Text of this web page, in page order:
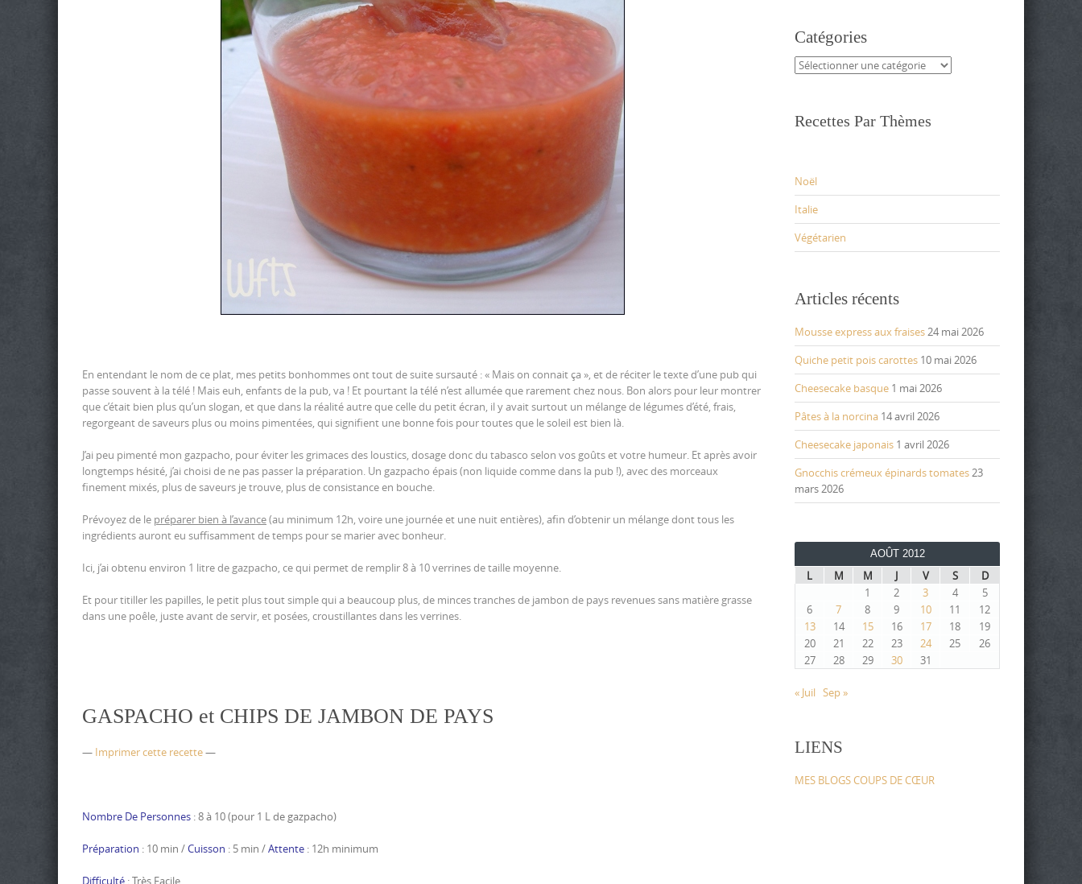
En entendant le nom de ce plat, mes petits bonhommes ont tout de suite sursauté : « Mais on connait ça », et de réciter le texte d’une pub qui
passe souvent à la télé ! Mais euh, enfants de la pub, va ! Et pourtant la télé n’est allumée que rarement chez nous. Bon alors pour leur montrer
que c’était bien plus qu’un slogan, et que dans la réalité autre que celle du petit écran, il y avait surtout un mélange de légumes d’été, frais,
regorgeant de saveurs plus ou moins pimentées, qui signifient une bonne fois pour toutes que le soleil est bien là.
J’ai peu pimenté mon gazpacho, pour éviter les grimaces des loustics, dosage donc du tabasco selon vos goûts et votre humeur. Et après avoir
longtemps hésité, j’ai choisi de ne pas passer la préparation. Un gazpacho épais (non liquide comme dans la pub !), avec des morceaux
finement mixés, plus de saveurs je trouve, plus de consistance en bouche.
Prévoyez de le préparer bien à l’avance(au minimum 12h, voire une journée et une nuit entières), afin d’obtenir un mélange dont tous les
ingrédients auront eu suffisamment de temps pour se marier avec bonheur.
Ici, j’ai obtenu environ 1 litre de gazpacho, ce qui permet de remplir 8 à 10 verrines de taille moyenne.
Et pour titiller les papilles, le petit plus tout simple qui a beaucoup plus, de minces tranches de jambon de pays revenues sans matière grasse
dans une poêle, juste avant de servir, et posées, croustillantes dans les verrines.
GASPACHO et CHIPS DE JAMBON DE PAYS
— Imprimer cette recette—
Nombre De Personnes : 8 à 10 (pour 1 L de gazpacho)
Préparation : 10 min /Cuisson : 5 min /Attente : 12h minimum
Difficulté : Très Facile
Catégories
Catégories
Recettes Par Thèmes
Noël
Italie
Végétarien
Articles récents
Mousse express aux fraises24 mai 2026
Quiche petit pois carottes 10 mai 2026
Cheesecake basque 1 mai 2026
Pâtes à la norcina 14 avril 2026
Cheesecake japonais 1 avril 2026
Gnocchis crémeux épinards tomates23
mars 2026
AOÛT 2012
L M M J V S
D
1
2 3 4
5
6
7 8 9 10 11
12
13
14 15 16 17 18
19
20
21 22 23 24 25
26
27
28 29 30 31
« Juil Sep »
LIENS
MES BLOGS COUPS DE CŒUR